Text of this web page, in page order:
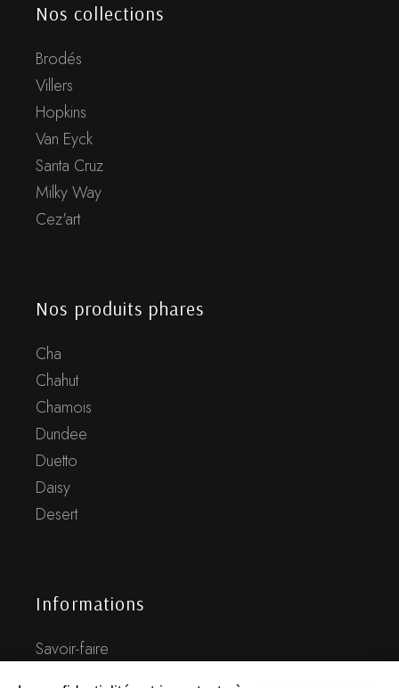
Nos collections
Brodés
Villers
Hopkins
Van Eyck
Santa Cruz
Milky Way
Cez'art
Nos produits phares
Cha
Chahut
Chamois
Dundee
Duetto
Daisy
Desert
Informations
Savoir-faire